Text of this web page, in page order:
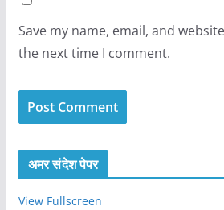
Save my name, email, and
the next time I comment.
अमर संदेश पेपर
View Fullscreen